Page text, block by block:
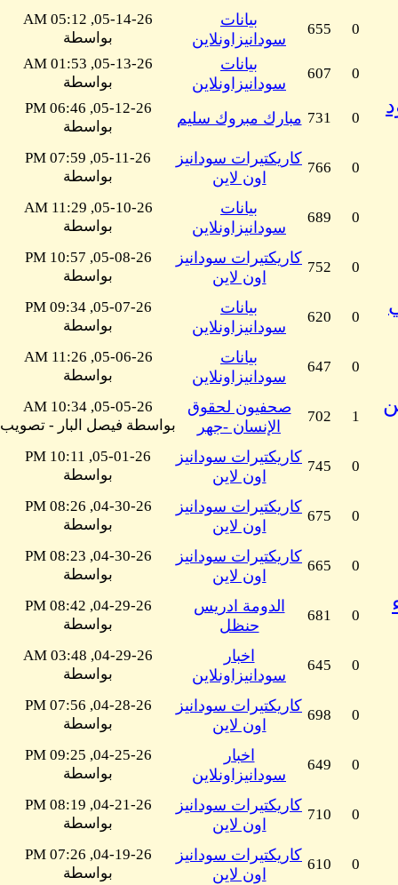
0
655
بيانات
سودانيزاونلاين
05-14-26, 05:12 AM
بواسطة
0
607
بيانات
سودانيزاونلاين
05-13-26, 01:53 AM
بواسطة
0
731 مبارك مبروك سليم
05-12-26, 06:46 PM
بواسطة
0
766
كاريكتيرات سودانيز
اون لاين
05-11-26, 07:59 PM
بواسطة
0
689
بيانات
سودانيزاونلاين
05-10-26, 11:29 AM
بواسطة
0
752
كاريكتيرات سودانيز
اون لاين
05-08-26, 10:57 PM
بواسطة
0
620
بيانات
سودانيزاونلاين
05-07-26, 09:34 PM
بواسطة
0
647
بيانات
سودانيزاونلاين
05-06-26, 11:26 AM
بواسطة
1
702
صحفيون لحقوق
الإنسان -جهر
05-05-26, 10:34 AM
بواسطة فيصل البار - تصويب
0
745
كاريكتيرات سودانيز
اون لاين
05-01-26, 10:11 PM
بواسطة
0
675
كاريكتيرات سودانيز
اون لاين
04-30-26, 08:26 PM
بواسطة
0
665
كاريكتيرات سودانيز
اون لاين
04-30-26, 08:23 PM
بواسطة
0
681
الدومة ادريس
حنظل
04-29-26, 08:42 PM
بواسطة
0
645
اخبار
سودانيزاونلاين
04-29-26, 03:48 AM
بواسطة
0
698
كاريكتيرات سودانيز
اون لاين
04-28-26, 07:56 PM
بواسطة
0
649
اخبار
سودانيزاونلاين
04-25-26, 09:25 PM
بواسطة
0
710
كاريكتيرات سودانيز
اون لاين
04-21-26, 08:19 PM
بواسطة
0
610
كاريكتيرات سودانيز
اون لاين
04-19-26, 07:26 PM
بواسطة